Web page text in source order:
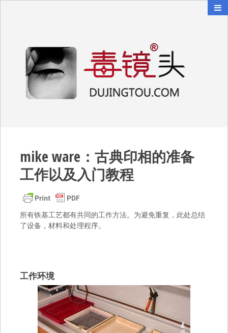
mike ware：古典印相的准备
工作以及入门教程
所有铁基工艺都有共同的工作方法。为避免重复，此处总结
了设备，材料和处理程序。
工作环境